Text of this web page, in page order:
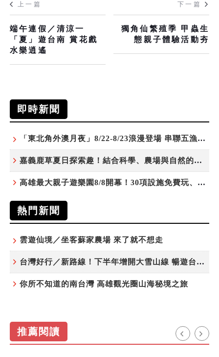
上一篇
端午連假／清涼一
「夏」遊台南 賞花戲
水樂逍遙
下一篇
獨角仙繁殖季 甲蟲生
態親子體驗活動夯
即時新聞
「東北角外澳月夜」8/22-8/23浪漫登場 串聯五漁村、音樂、市集、火舞與慢旅共度夏夜
嘉義鹿草夏日探索趣！結合科學、農場與自然的親子小旅行
高雄最大親子遊樂園8/8開幕！30項設施免費玩、YOYO家族嗨翻暑假
熱門新聞
雲遊仙境／坐客蘇家農場 來了就不想走
台灣好行／新路線！下半年增開大雪山線 暢遊台中更便利
你所不知道的南台灣 高雄觀光圈山海秘境之旅
推薦閱讀